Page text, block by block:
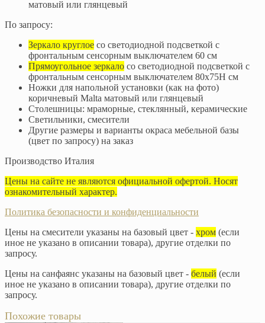
матовый или глянцевый
По запросу:
Зеркало круглое со светодиодной подсветкой с
фронтальным сенсорным выключателем 60 см
Прямоугольное зеркало со светодиодной подсветкой с
фронтальным сенсорным выключателем 80х75H см
Ножки для напольной установки (как на фото)
коричневый Malta матовый или глянцевый
Столешницы: мраморные, стеклянный, керамические
Светильники, смесители
Другие размеры и варианты окраса мебельной базы
(цвет по запросу) на заказ
Производство Италия
Цены на сайте не являются официальной офертой. Носят
ознакомительный характер.
Политика безопасности и конфиденциальности
Цены на смесители указаны на базовый цвет - хром (если
иное не указано в описании товара), другие отделки по
запросу.
Цены на санфаянс указаны на базовый цвет - белый (если
иное не указано в описании товара), другие отделки по
запросу.
Похожие товары